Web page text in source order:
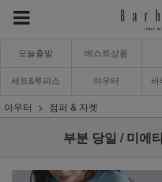
오늘출발 베스트상품
세트&투피스 아우터 바
아우터 점퍼 & 자켓
부분 당일 / 미에